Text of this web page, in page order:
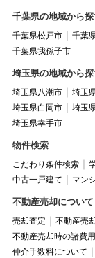
千葉県の地域から
千葉県松戸市 千葉
千葉県我孫子市
埼玉県の地域から
埼玉県八潮市 埼玉
埼玉県白岡市
埼玉
埼玉県幸手市
物件検索
こだわり条件検索
中古一戸建て
マン
不動産売却について
売却査定 不動産売
不動産売却時の諸費用
仲介手数料について